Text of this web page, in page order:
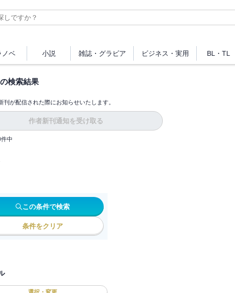
ノベ 小説 雑誌・ グラビア ビジネス ・実用 BL・TL
検索結果
刊が配信された際にお知らせいたします。
作者新刊通知を受け取る
件中
この条件で検索
条件をクリア